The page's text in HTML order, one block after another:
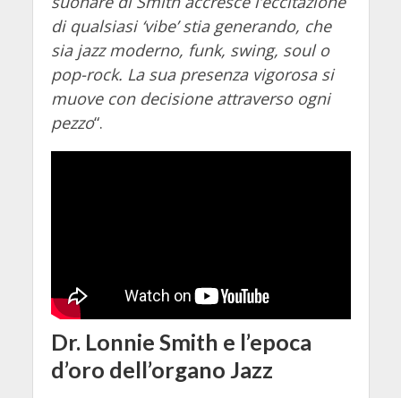
di qualsiasi ‘vibe’ stia generando, che
sia jazz moderno, funk, swing, soul o
pop-rock. La sua presenza vigorosa si
muove con decisione attraverso ogni
pezzo“.
Dr. Lonnie Smith e l’epoca
d’oro dell’organo Jazz